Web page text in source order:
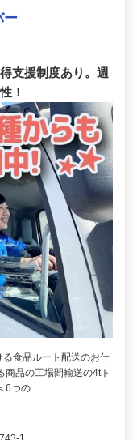
ー
支援制度あり。週
！
食品ルート配送のお仕
商品の工場間輸送の4tト
6つの…